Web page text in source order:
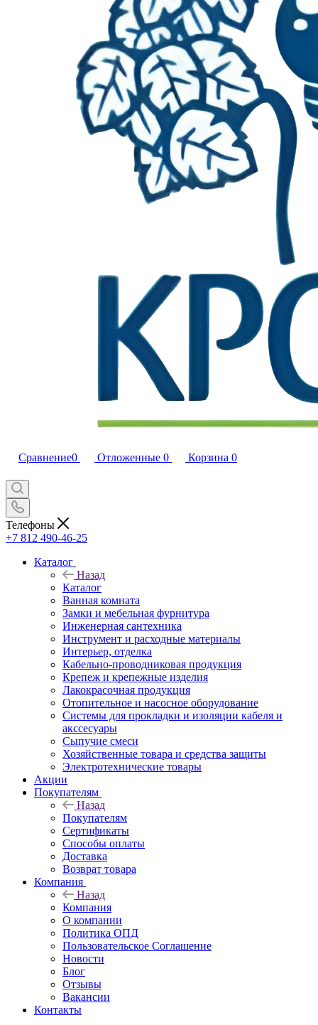
Сравнение0 Отложенные 0 Корзина 0
Телефоны
+7 812 490-46-25
Каталог
Назад
Каталог
Ванная комната
Замки и мебельная фурнитура
Инженерная сантехника
Инструмент и расходные материалы
Интерьер, отделка
Кабельно-проводниковая продукция
Крепеж и крепежные изделия
Лакокрасочная продукция
Отопительное и насосное оборудование
Системы для прокладки и изоляции кабеля и
акссесуары
Сыпучие смеси
Хозяйственные товара и средства защиты
Электротехнические товары
Акции
Покупателям
Назад
Покупателям
Сертификаты
Способы оплаты
Доставка
Возврат товара
Компания
Назад
Компания
О компании
Политика ОПД
Пользовательское Соглашение
Новости
Блог
Отзывы
Вакансии
Контакты